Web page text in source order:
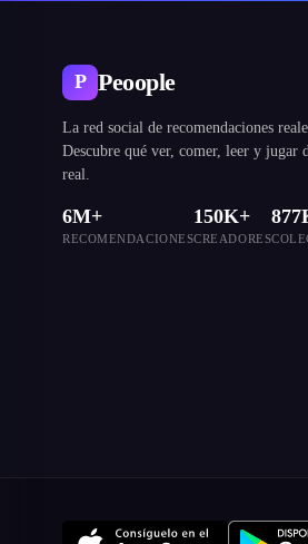
P Peoople
La red social de recomendaciones
Descubre qué ver, comer, leer y jugar
real.
6M+
RECOMENDACIONES
150K+
CREADORES